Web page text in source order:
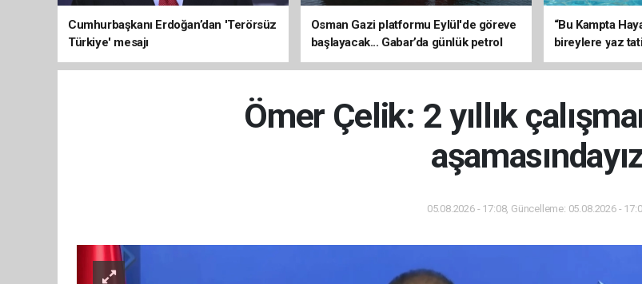
Cumhurbaşkanı Erdoğan’dan 'Terörsüz
Türkiye' mesajı
Osman Gazi platformu Eylül'de göreve
başlayacak... Gabar’da günlük petrol
üretimi 83 bin 200 varile ulaştı
“Bu Kampta
bireylere yaz
Ömer Çelik: 2 yıllık
05.08.2026 - 17:08, Güncelleme: 05.08.2026 -